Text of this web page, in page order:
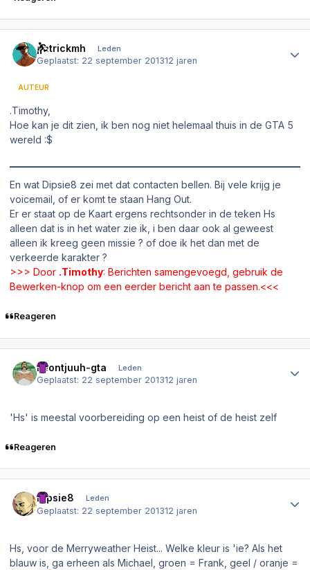
patrickmh Leden
Geplaatst: 22 september 201312 jaren
AUTEUR
.Timothy,
Hoe kan je dit zien, ik ben nog niet helemaal thuis in de GTA 5
wereld :$
En wat Dipsie8 zei met dat contacten bellen. Bij vele krijg je
voicemail, of er komt te staan Hang Out.
Er er staat op de Kaart ergens rechtsonder in de teken Hs
alleen dat is in het water zie ik, i ben daar ook al geweest
alleen ik kreeg geen missie ? of doe ik het dan met de
verkeerde karakter ?
>>> Door .Timothy: Berichten samengevoegd, gebruik de
Bewerken-knop om een eerder bericht aan te passen.<<<
Reageren
Leontjuuh-gta Leden
Geplaatst: 22 september 201312 jaren
'Hs' is meestal voorbereiding op een heist of de heist zelf
Reageren
Dipsie8 Leden
Geplaatst: 22 september 201312 jaren
Hs, voor de Merryweather Heist... Welke kleur is 'ie? Als het
blauw is, ga erheen als Michael, groen = Frank, geel / oranje =